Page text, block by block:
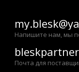
Напишите нам, мы
Почта для